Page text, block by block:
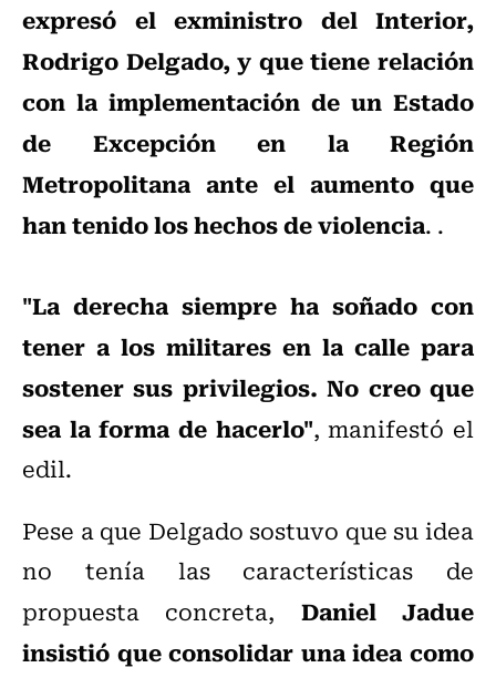
expresó el exministro del Interior,
Rodrigo Delgado, y que tiene relación
con la implementación de un Estado
de Excepción en la Región
Metropolitana ante el aumento que
han tenido los hechos de violencia. .
"La derecha siempre ha soñado con
tener a los militares en la calle para
sostener sus privilegios. No creo que
sea la forma de hacerlo", manifestó el
edil.
Pese a que Delgado sostuvo que su idea
no tenía las características de
propuesta concreta, Daniel Jadue
insistió que consolidar una idea como